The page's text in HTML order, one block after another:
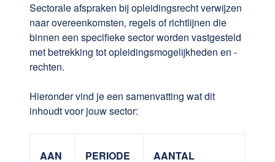
Sectorale afspraken bij opleidingsrecht verwijzen
naar overeenkomsten, regels of richtlijnen die
binnen een specifieke sector worden vastgesteld
met betrekking tot opleidingsmogelijkheden en -
rechten.
Hieronder vind je een samenvatting wat dit
inhoudt voor jouw sector:
AAN
PERIODE
AANTAL